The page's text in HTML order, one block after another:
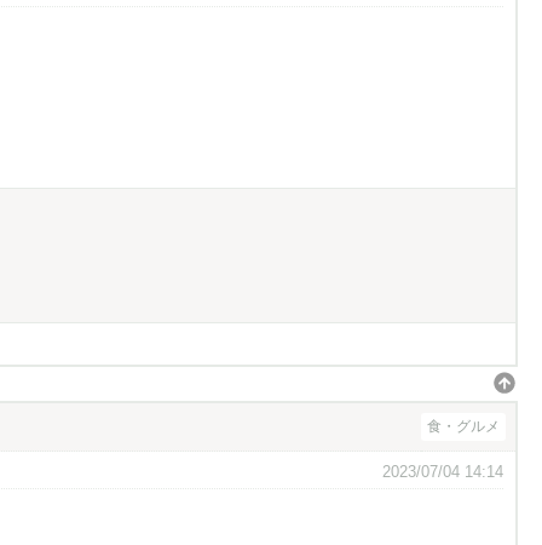
食・グルメ
2023/07/04 14:14